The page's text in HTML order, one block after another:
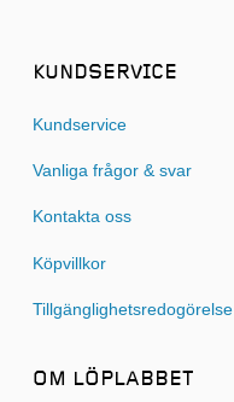
KUNDSERVICE
Kundservice
Vanliga frågor & svar
Kontakta oss
Köpvillkor
Tillgänglighetsredogörelse
OM LÖPLABBET